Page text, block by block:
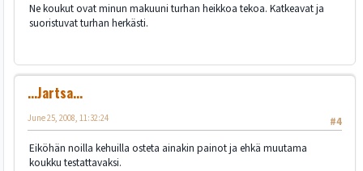
Ne koukut ovat minun makuuni turhan heikkoa tekoa. Katkeavat ja
suoristuvat turhan herkästi.
...Jartsa...
#4
June 25, 2008, 11:32:24
Eiköhän noilla kehuilla osteta ainakin painot ja ehkä muutama
koukku testattavaksi.